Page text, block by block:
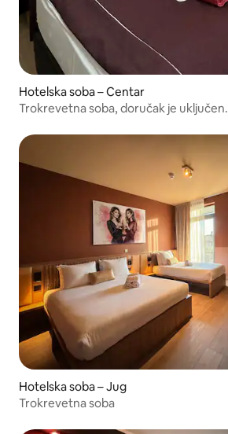
Hotelska soba – Centar
Trokrevetna soba, doručak je uključen.
Hotelska soba – Jug
Trokrevetna soba